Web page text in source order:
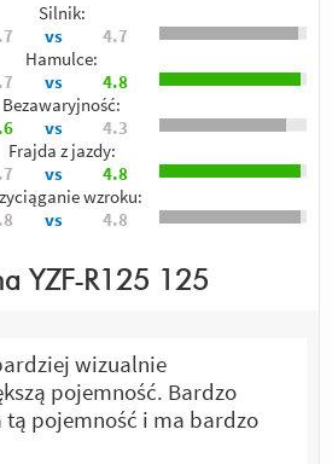
Silnik:
vs
4.7
Hamulce:
vs
4.8
Bezawaryjność:
vs
4.3
Frajda z jazdy:
vs
4.8
wzroku:
vs 4.8
YZF-R125 125
wizualnie
pojemność. Bardzo
tą pojemność i ma bardzo